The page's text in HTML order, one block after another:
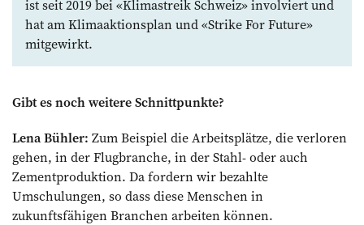
ist seit 2019 bei «Klimastreik Schweiz» involviert und
hat am Klimaaktionsplan und «Strike For Future»
mitgewirkt.
Gibt es noch weitere Schnittpunkte?
Lena Bühler: Zum Beispiel die Arbeitsplätze, die verloren
gehen, in der Flugbranche, in der Stahl- oder auch
Zementproduktion. Da fordern wir bezahlte
Umschulungen, so dass diese Menschen in
zukunftsfähigen Branchen arbeiten können.